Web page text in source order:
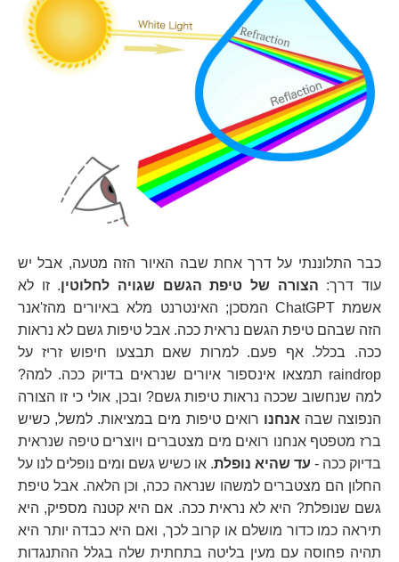
כבר התלוננתי על דרך אחת שבה האיור הזה מטעה, אבל יש
עוד דרך: הצורה של טיפת הגשם שגויה לחלוטין. זו לא
אשמת ChatGPT המסכן; האינטרנט מלא באיורים מהז'אנר
הזה שבהם טיפת הגשם נראית ככה. אבל טיפות גשם לא נראות
ככה. בכלל. אף פעם. למרות שאם תבצעו חיפוש זריז על
raindrop תמצאו אינספור איורים שנראים בדיוק ככה. למה?
למה שנחשוב שככה נראות טיפות גשם? ובכן, אולי כי זו הצורה
הנפוצה שבה אנחנו רואים טיפות מים במציאות. למשל, כשיש
ברז מטפטף אנחנו רואים מים מצטברים ויוצרים טיפה שנראית
בדיוק ככה - עד שהיא נופלת. או כשיש גשם ומים נופלים לנו על
החלון הם מצטברים למשהו שנראה ככה, וכן הלאה. אבל טיפת
גשם שנופלת? היא לא נראית ככה. אם היא קטנה מספיק, היא
תיראה כמו כדור מושלם או קרוב לכך, ואם היא כבדה יותר היא
תהיה פחוסה עם מעין בליטה בתחתית שלה בגלל ההתנגדות